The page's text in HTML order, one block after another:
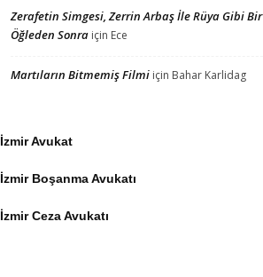
Zerafetin Simgesi, Zerrin Arbaş İle Rüya Gibi Bir
Öğleden Sonra için Ece
Martıların Bitmemiş Filmi için Bahar Karlidag
İzmir Avukat
İzmir Boşanma Avukatı
İzmir Ceza Avukatı